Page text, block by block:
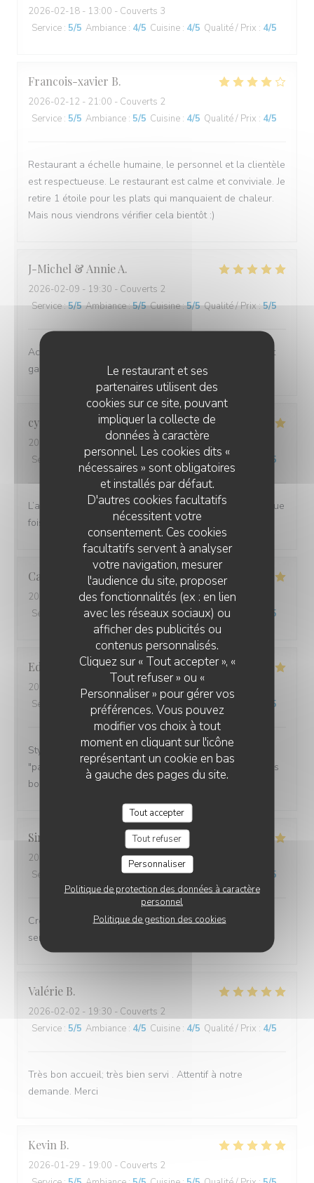
Le restaurant et ses
partenaires utilisent des
cookies sur ce site, pouvant
impliquer la collecte de
données à caractère
personnel. Les cookies dits «
nécessaires » sont obligatoires
et installés par défaut.
D'autres cookies facultatifs
nécessitent votre
consentement. Ces cookies
facultatifs servent à analyser
votre navigation, mesurer
l'audience du site, proposer
des fonctionnalités (ex : en lien
avec les réseaux sociaux) ou
afficher des publicités ou
contenus personnalisés.
Cliquez sur « Tout accepter », «
Tout refuser » ou «
Personnaliser » pour gérer vos
préférences. Vous pouvez
modifier vos choix à tout
moment en cliquant sur l'icône
représentant un cookie en bas
à gauche des pages du site.
Tout accepter
Tout refuser
Personnaliser
Politique de protection des données à caractère
personnel
Politique de gestion des cookies
2026-02-18 - 13:00 - Couverts 3
Service : 5/5 Ambiance : 4/5 Cuisine : 4/5 Qualité / Prix : 4/5
Francois-xavier B
2026-02-12 - 21:00 - Couverts 2
Service : 5/5 Ambiance : 5/5 Cuisine : 4/5 Qualité / Prix : 4/5
Restaurant a échelle humaine, le personnel et la clientèle
est respectueuse. Le restaurant est calme et conviviale. Je
retire 1 étoile pour les plats qui manquaient de chaleur.
Mais nous viendrons vérifier cela bientôt :)
J-Michel & AnnieA
2026-02-09 - 19:30 - Couverts 2
Service:5/5 Ambiance:5/5 Cuisine:5/5 Qualité / Prix:5/5
Accueil impeccable et très grande qualité des crêpes et
galettes
cyrille
2026-02-11
- 19:30 - Couverts 3
Service
Ambiance: 5 /5 Cuisine: 5/5 Qualité / Prix /5
L’accueil, le service et le repas délicieux comme à chaque
fois.
Catherine B
2026-02-11- 12:15 - Couverts 2
Service
Ambiance :5/5 Cuisine: 5/5 Qualité / Prix /5
Edwige
2026-02-07
- 19:00 - Couverts 2
Service
Ambiance Cuisine 5 /5
Style breton sympa. Service rapide, les cuistots
"pakistanais" font de très bonnes galettes lol. C'était très
bon. Je recommande.
Simone
2026-02-07
- 19:00 - Couverts 2
Service
Ambiance:5/5 Cuisine:5/5 /5
Crêpes succulentes et bien garnies, comme toujours;
service efficace et très aimable. Merci!
Valérie B
2026-02-02 - 19:30 - Couverts 2
Service : 5/5 Ambiance : 4/5 Cuisine : 4/5 Qualité / Prix : 4/5
Très bon accueil; très bien servi . Attentif à notre
demande. Merci
Kevin B
2026-01-29 - 19:00 - Couverts 2